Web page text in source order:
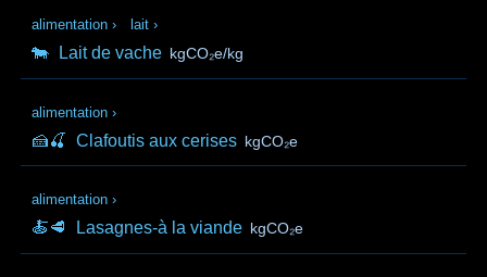
alimentation › lait ›
🐄 Lait de vache kgCO₂e/kg
alimentation ›
🍰🍒 Clafoutis aux cerises kgCO₂e
alimentation ›
🍝🥩 Lasagnes-à la viande kgCO₂e